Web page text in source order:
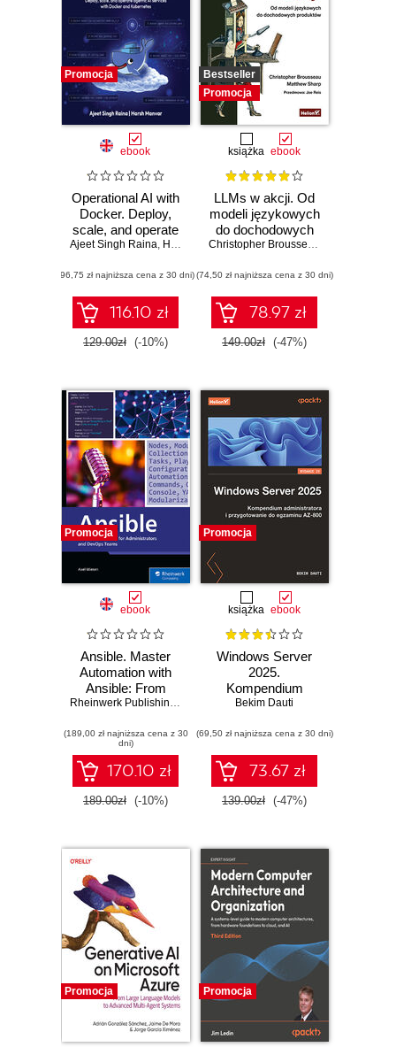
Promocja
ebook
Operational AI with
Docker. Deploy,
scale, and operate
agentic AI services
Kubernetes
Ajeet Singh Raina, Harsh Manvar
(96,75 zł najniższa cena z 30 dni)
116.10 zł
129.00zł (-10%)
Bestseller
Promocja
książka ebook
LLMs w akcji. Od
modeli językowych
do dochodowych
produktów
Christopher Brousseau
(74,50 zł najniższa cena z 30 dni)
78.97 zł
149.00zł (-47%)
Promocja
ebook
Ansible. Master
Automation with
Ansible: From
Installation to
Playbook
Techniques
Rheinwerk Publishing, Axel Miesen
(189,00 zł najniższa cena z 30
dni)
170.10 zł
189.00zł (-10%)
Promocja
książka ebook
Windows Server
2025.
Kompendium
administratora i
egzaminu AZ-800.
Wydanie IV
Bekim Dauti
(69,50 zł najniższa cena z 30 dni)
73.67 zł
139.00zł (-47%)
Promocja Promocja